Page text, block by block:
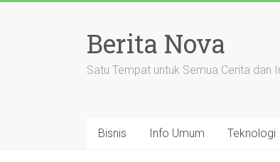
Berita Nova
Satu Tempat untuk Semua Cerita dan
Bisnis Info Umum Teknologi